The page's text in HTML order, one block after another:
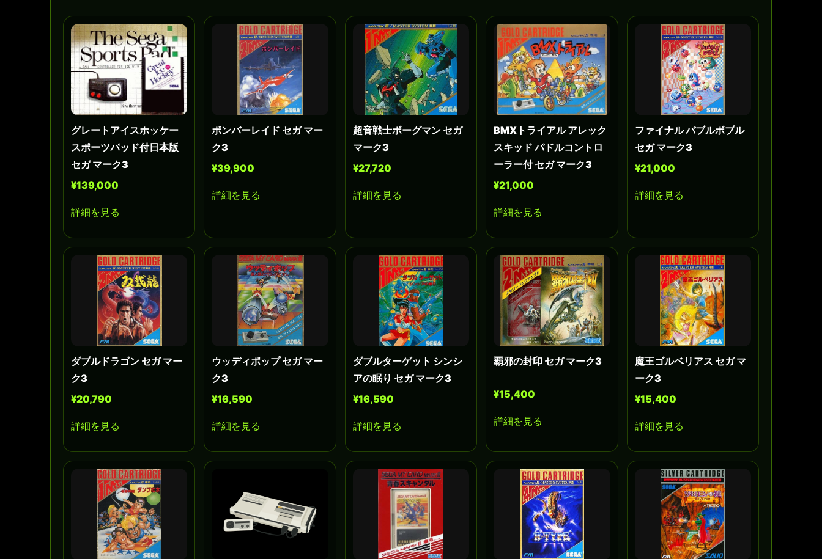
グレートアイスホッケー
スポーツパッド付日本版
セガ マーク3
¥139,000
詳細を見る
ボンバーレイド セガ マー
ク3
¥39,900
詳細を見る
超音戦士ボーグマン セガ
マーク3
¥27,720
詳細を見る
BMXトライアル アレック
スキッド パドルコントロ
ーラー付 セガ マーク3
¥21,000
詳細を見る
ファイナル バブルボブル
セガ マーク3
¥21,000
詳細を見る
ダブルドラゴン セガ マー
ク3
¥20,790
詳細を見る
ウッディポップ セガ マー
ク3
¥16,590
詳細を見る
ダブルターゲット シンシ
アの眠り セガ マーク3
¥16,590
詳細を見る
覇邪の封印 セガ マーク3
¥15,400
詳細を見る
魔王ゴルベリアス セガ マ
ーク3
¥15,400
詳細を見る